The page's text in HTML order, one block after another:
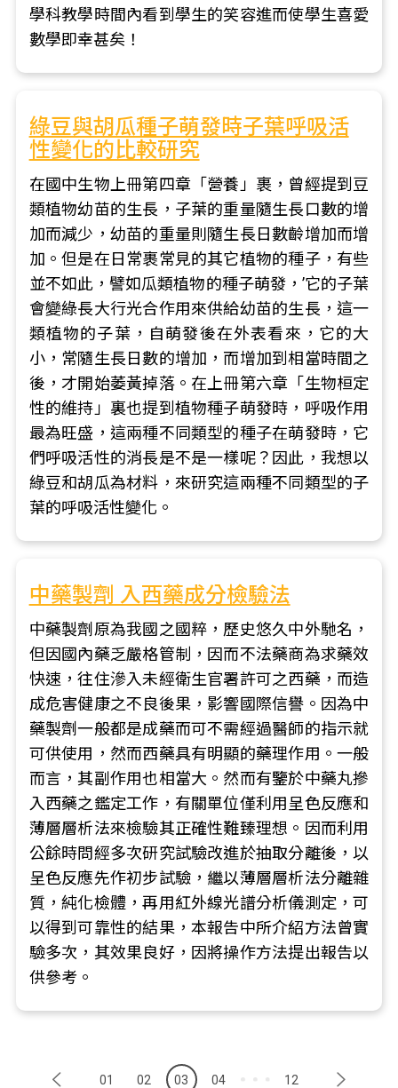
學科教學時間內看到學生的笑容進而使學生喜愛
數學即幸甚矣！
綠豆與胡瓜種子萌發時子葉呼吸活
性變化的比較研究
在國中生物上冊第四章「營養」裹，曾經提到豆
類植物幼苗的生長，子葉的重量隨生長口數的增
加而減少，幼苗的重量則隨生長日數齡增加而增
加。但是在日常裹常見的其它植物的種子，有些
並不如此，譬如瓜類植物的種子萌發，’它的子葉
會變綠長大行光合作用來供給幼苗的生長，這一
類植物的子葉，自萌發後在外表看來，它的大
小，常隨生長日數的增加，而增加到相當時間之
後，才開始萎黃掉落。在上冊第六章「生物桓定
性的維持」裏也提到植物種子萌發時，呼吸作用
最為旺盛，這兩種不同類型的種子在萌發時，它
們呼吸活性的消長是不是一樣呢？因此，我想以
綠豆和胡瓜為材料，來研究這兩種不同類型的子
葉的呼吸活性變化。
中藥製劑 入西藥成分檢驗法
中藥製劑原為我國之國粹，歷史悠久中外馳名，
但因國內藥乏嚴格管制，因而不法藥商為求藥效
快速，往住滲入未經衛生官署許可之西藥，而造
成危害健康之不良後果，影響國際信譽。因為中
藥製劑一般都是成藥而可不需經過醫師的指示就
可供使用，然而西藥具有明顯的藥理作用。一般
而言，其副作用也相當大。然而有鑒於中藥丸摻
入西藥之鑑定工作，有關單位僅利用呈色反應和
薄層層析法來檢驗其正確性難臻理想。因而利用
公餘時問經多次研究試驗改進於抽取分離後，以
呈色反應先作初步試驗，繼以薄層層析法分離雜
質，純化檢體，再用紅外線光譜分析儀測定，可
以得到可靠性的結果，本報告中所介紹方法曾實
驗多次，其效果良好，因將操作方法提出報告以
供參考。
01 02 03 04 12